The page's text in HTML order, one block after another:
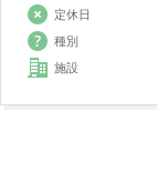
定休日
種別
施設